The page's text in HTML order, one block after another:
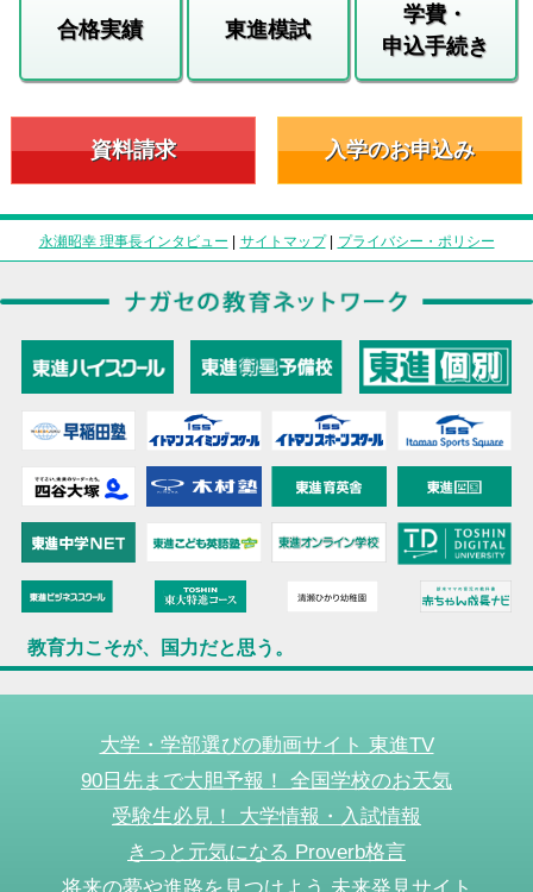
合格実績 東進模試
学費・
申込手続き
資料請求 入学のお申込み
永瀬昭幸 理事長インタビュー | サイトマップ| プライバシー・ポリシー
教育力こそが、国力だと思う。
大学・学部選びの動画サイト 東進TV
90日先まで大胆予報！ 全国学校のお天気
受験生必見！ 大学情報・入試情報
きっと元気になる Proverb格言